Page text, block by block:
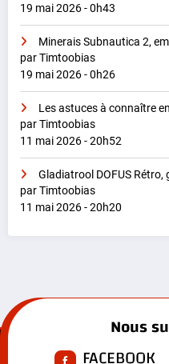
19 mai 2026 - 0h43
Minerais Subnautica 2,
par Timtoobias
19 mai 2026 - 0h26
Les astuces à connaître
par Timtoobias
11 mai 2026 - 20h52
Gladiatrool DOFUS Rétro,
par Timtoobias
11 mai 2026 - 20h20
Nous